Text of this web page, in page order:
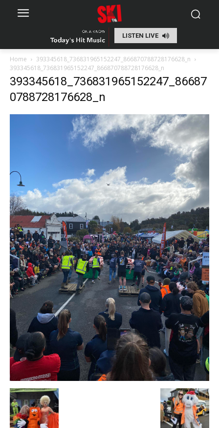
LISTEN LIVE
Home
393345618_736831965152247_866870788728176628_n
393345618_736831965152247_866870788728176628_n
393345618_736831965152247_86687
0788728176628_n